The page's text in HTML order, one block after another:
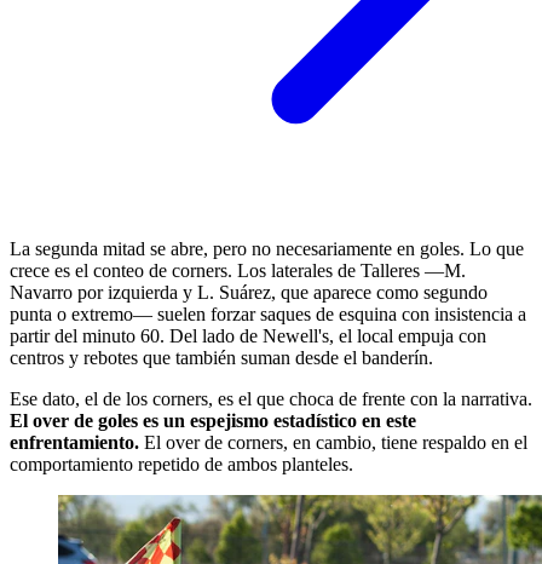
La segunda mitad se abre, pero no necesariamente en goles. Lo que
crece es el conteo de corners. Los laterales de Talleres —M.
Navarro por izquierda y L. Suárez, que aparece como segundo
punta o extremo— suelen forzar saques de esquina con insistencia a
partir del minuto 60. Del lado de Newell's, el local empuja con
centros y rebotes que también suman desde el banderín.
Ese dato, el de los corners, es el que choca de frente con la narrativa.
El over de goles es un espejismo estadístico en este
enfrentamiento. El over de corners, en cambio, tiene respaldo en el
comportamiento repetido de ambos planteles.